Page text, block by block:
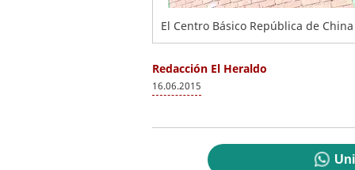
El Centro Básico República de
Redacción El Heraldo
16.06.2015